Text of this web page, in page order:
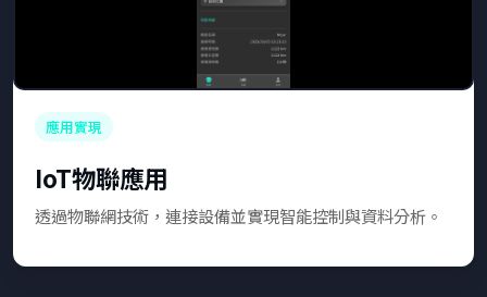
應用實現
IoT物聯應用
透過物聯網技術，連接設備並實現智能控制與資料分析。